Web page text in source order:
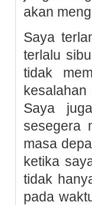
akan
Saya
terlalu
tidak
Saya
sesegera
masa
ketika
tidak
pada